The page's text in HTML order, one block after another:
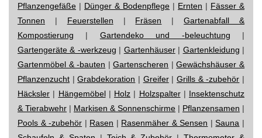
Pflanzengefäße | Dünger & Bodenpflege | Ernten | Fässer &
Tonnen | Feuerstellen | Fräsen |Gartenabfall &
Kompostierung | Gartendeko und -beleuchtung |
Gartengeräte & -werkzeug | Gartenhäuser| Gartenkleidung |
Gartenmöbel & -bauten |Gartenscheren |Gewächshäuser &
Pflanzenzucht |Grabdekoration | Greifer|Grills & -zubehör |
Häcksler | Hängemöbel| Holz | Holzspalter| Insektenschutz
& Tierabwehr | Markisen & Sonnenschirme | Pflanzensamen |
Pools & -zubehör | Rasen | Rasenmäher & Sensen |Sauna |